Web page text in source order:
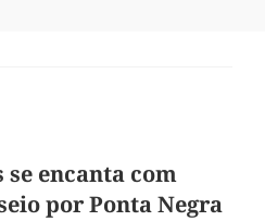
encanta com
por Ponta Negra